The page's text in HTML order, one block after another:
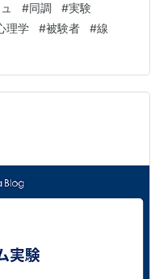
、自分の意見を曲げて
があることを示してい
の後も多くの研究者に
、マーケティング、政
れています。たとえ
欲を高めるために…
#同調 #実験
理学 #被験者 #線